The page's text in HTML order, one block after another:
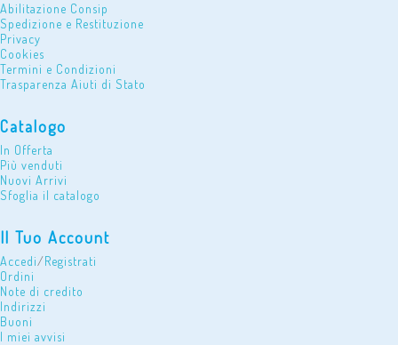
Abilitazione Consip
Spedizione e Restituzione
Privacy
Cookies
Termini e Condizioni
Trasparenza Aiuti di Stato
Catalogo
In Offerta
Più venduti
Nuovi Arrivi
Sfoglia il catalogo
Il Tuo Account
Accedi/Registrati
Ordini
Note di credito
Indirizzi
Buoni
I miei avvisi